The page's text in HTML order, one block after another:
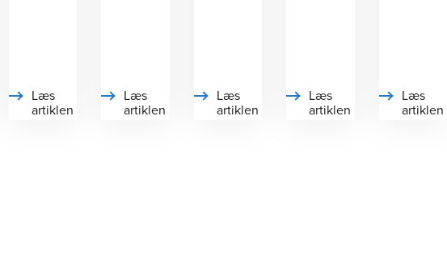
Læs
artiklen
Læs
artiklen
Læs
artiklen
Læs
artiklen
Læs
artiklen